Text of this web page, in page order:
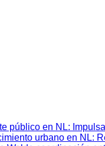
público en NL:
urbano en NL: